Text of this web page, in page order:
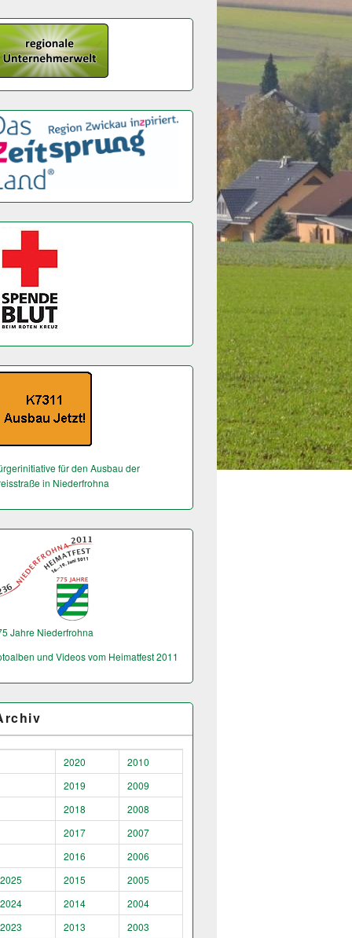
für den Ausbau der
in Niederfrohna
Jahre Niederfrohna
und Videos vom Heimatfest 2011
2020
2010
2019
2009
2018
2008
2017
2007
2016
2006
2025
2015
2005
2024
2014
2004
2023
2013
2003